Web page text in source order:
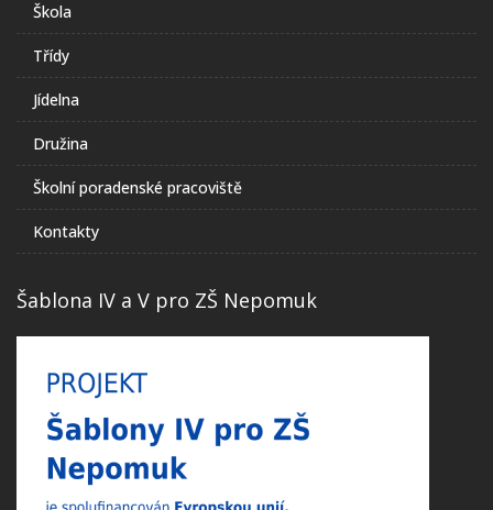
Škola
Třídy
Jídelna
Družina
Školní poradenské pracoviště
Kontakty
Šablona IV a V pro ZŠ Nepomuk